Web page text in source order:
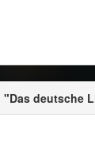
"Das deutsche